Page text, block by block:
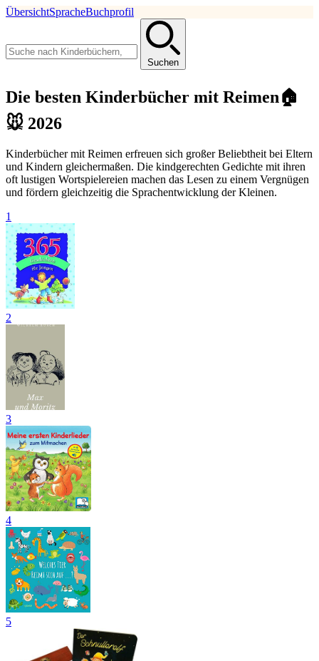
ÜbersichtSpracheBuchprofil
Suchen
Die besten Kinderbücher mit Reimen🏠
🐭 2026
Kinderbücher mit Reimen erfreuen sich großer Beliebtheit bei Eltern
und Kindern gleichermaßen. Die kindgerechten Gedichte mit ihren
oft lustigen Wortspielereien machen das Lesen zu einem Vergnügen
und fördern gleichzeitig die Sprachentwicklung der Kleinen.
1
2
3
4
5